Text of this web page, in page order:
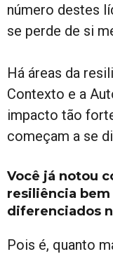
número destes
se perde de si
Há áreas da
Contexto e a
impacto tão
começam a se
Você já notou
resiliência
diferenciados
Pois é, quanto